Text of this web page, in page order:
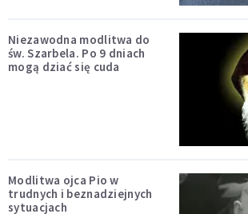
Niezawodna modlitwa do
św. Szarbela. Po 9 dniach
mogą dziać się cuda
Modlitwa ojca Pio w
trudnych i beznadziejnych
sytuacjach